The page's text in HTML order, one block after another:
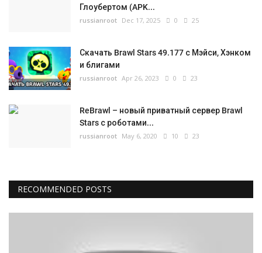
Глоубертом (APK...
russianroot Dec 17, 2025 0 25
Скачать Brawl Stars 49.177 с Мэйси, Хэнком
и блигами
russianroot Apr 26, 2023 0 23
ReBrawl – новый приватный сервер Brawl
Stars с роботами...
russianroot May 6, 2020 10 23
RECOMMENDED POSTS